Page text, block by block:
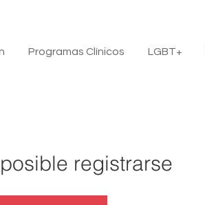
Programas Clínicos LGBT+
registrarse